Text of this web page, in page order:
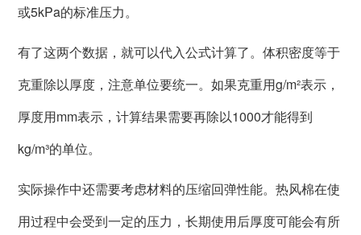
或5kPa的标准压力。
有了这两个数据，就可以代入公式计算了。体积密度等于
克重除以厚度，注意单位要统一。如果克重用g/m²表示，
厚度用mm表示，计算结果需要再除以1000才能得到
kg/m³的单位。
实际操作中还需要考虑材料的压缩回弹性能。热风棉在使
用过程中会受到一定的压力，长期使用后厚度可能会有所